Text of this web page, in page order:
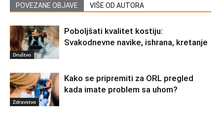
POVEZANE OBJAVE VIŠE OD AUTORA
Društvo
Poboljšati kvalitet kostiju:
Svakodnevne navike, ishrana, kretanje
Zdravstvo
Kako se pripremiti za ORL pregled
kada imate problem sa uhom?